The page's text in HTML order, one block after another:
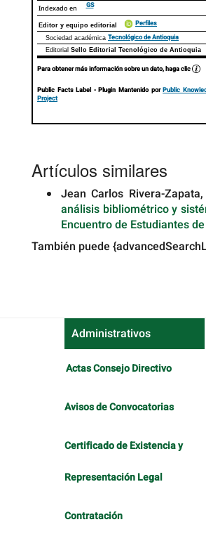
Indexado en GS
Editor y equipo editorial Perfiles
Sociedad académica Tecnológico de Antioquia
Editorial Sello Editorial Tecnológico de Antioquia
Para obtener más información sobre un dato, haga clic
Public Facts Label - Plugin Mantenido porPublic
Project
Artículos similares
Jean Carlos Rivera-Zapata,
análisis bibliométrico y
Encuentro de Estudiantes
También puede
Administrativos
Actas Consejo Directivo
Avisos de Convocatorias
Certificado de Existencia y
Representación Legal
Contratación